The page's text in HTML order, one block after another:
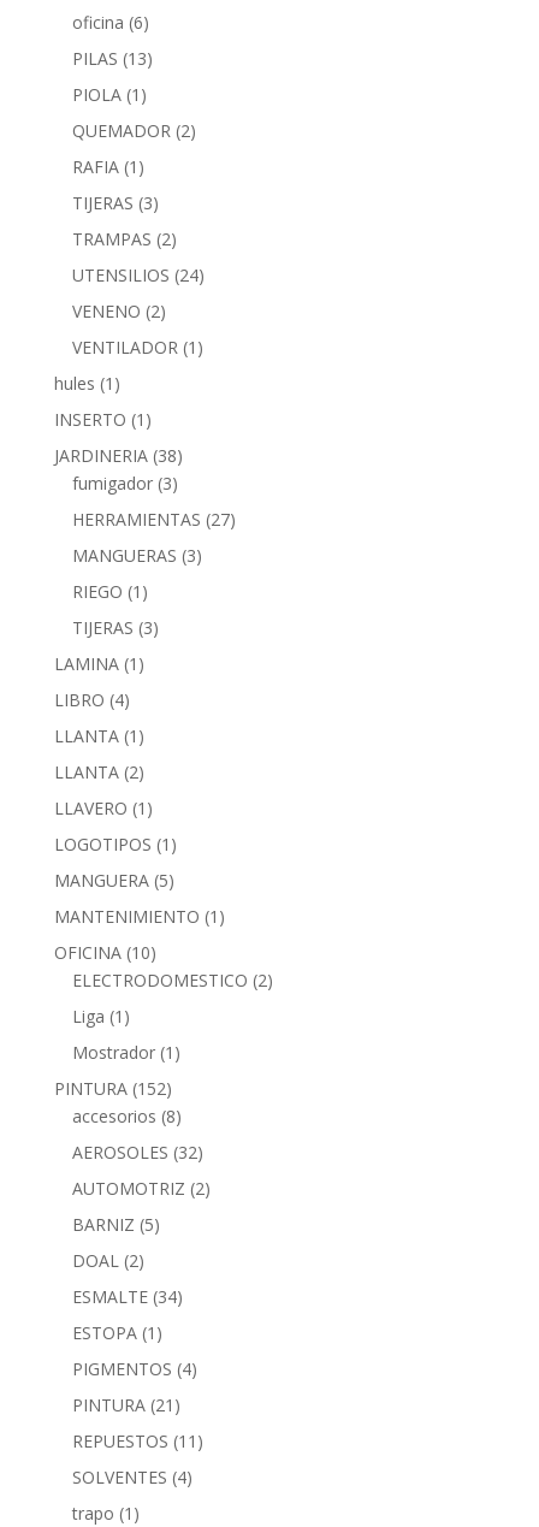
oficina (6)
PILAS (13)
PIOLA (1)
QUEMADOR (2)
RAFIA (1)
TIJERAS (3)
TRAMPAS (2)
UTENSILIOS (24)
VENENO (2)
VENTILADOR (1)
hules (1)
INSERTO (1)
JARDINERIA (38)
fumigador (3)
HERRAMIENTAS (27)
MANGUERAS (3)
RIEGO (1)
TIJERAS (3)
LAMINA (1)
LIBRO (4)
LLANTA (1)
LLANTA (2)
LLAVERO (1)
LOGOTIPOS (1)
MANGUERA (5)
MANTENIMIENTO (1)
OFICINA (10)
ELECTRODOMESTICO (2)
Liga (1)
Mostrador (1)
PINTURA (152)
accesorios (8)
AEROSOLES (32)
AUTOMOTRIZ (2)
BARNIZ (5)
DOAL (2)
ESMALTE (34)
ESTOPA (1)
PIGMENTOS (4)
PINTURA (21)
REPUESTOS (11)
SOLVENTES (4)
trapo (1)